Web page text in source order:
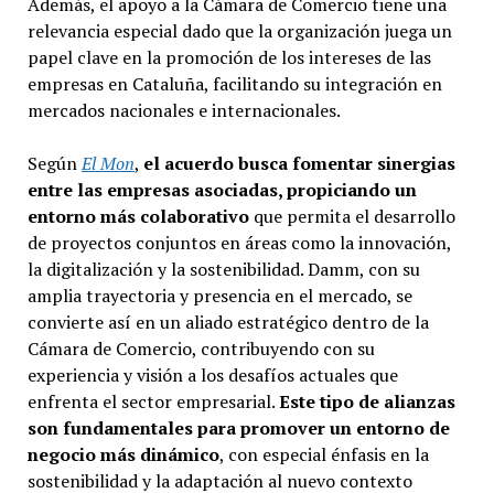
relevancia especial dado que la organización juega un
papel clave en la promoción de los intereses de las
empresas en Cataluña, facilitando su integración en
mercados nacionales e internacionales.
SegúnEl Mon, el acuerdo busca fomentar sinergias
entre las empresas asociadas, propiciando un
entorno más colaborativoque permita el desarrollo
de proyectos conjuntos en áreas como la innovación,
la digitalización y la sostenibilidad. Damm, con su
amplia trayectoria y presencia en el mercado, se
convierte así en un aliado estratégico dentro de la
Cámara de Comercio, contribuyendo con su
experiencia y visión a los desafíos actuales que
enfrenta el sector empresarial.Este tipo de alianzas
son fundamentales para promover un entorno de
negocio más dinámico, con especial énfasis en la
sostenibilidad y la adaptación al nuevo contexto